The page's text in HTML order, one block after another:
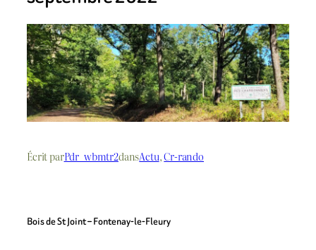
Écrit parPdr_wbmtr2dansActu, Cr-rando
Bois de St Joint – Fontenay-le-Fleury